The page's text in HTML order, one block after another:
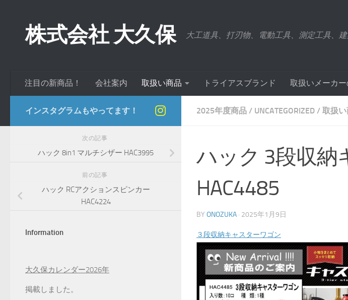
株式会社 大久保 大工道具、打刃物、電動工具、測定工具、
注目の新商品！ 会社案内 取扱い商品 トライアスブランド 取扱いメーカ
2025年度商品 / UNCATEGORIZED / 取扱
ハック 3段収納
HAC4485
BY ONOZUKA · 2025年1月9日
３段収納キャスターワゴン
インスタグラムもやってます！
次の記事
ハック 8in1 マルチシザー HAC3995
前の記事
ハック RCアクションスピンカー
HAC4224
Information
大久保カレンダー2026年
掲載しました。